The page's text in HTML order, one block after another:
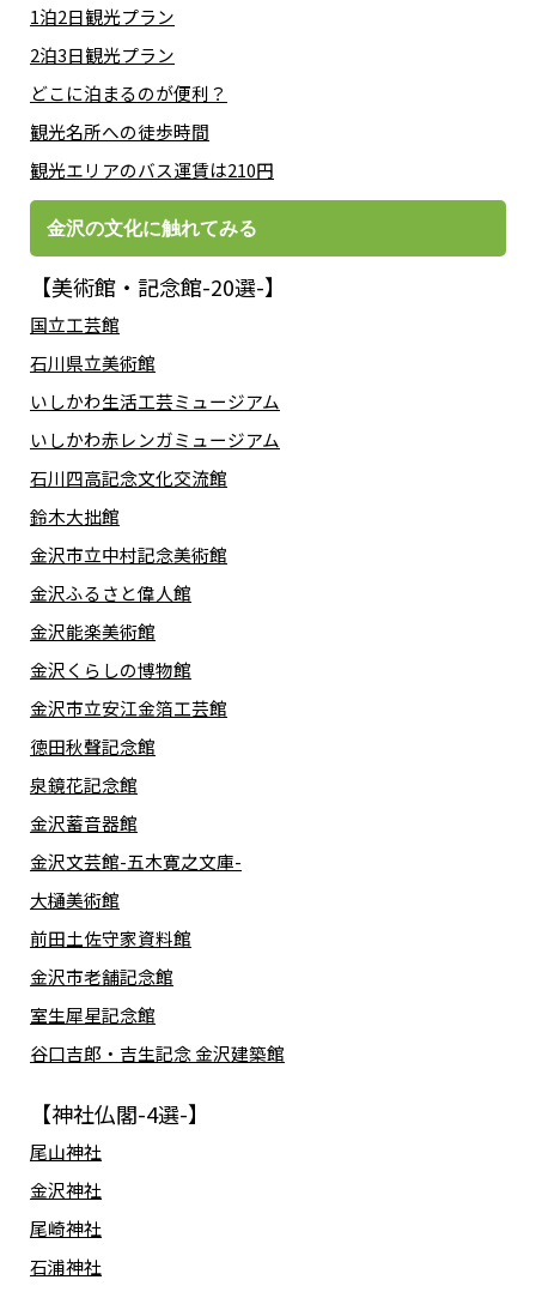
1泊2日観光プラン
2泊3日観光プラン
どこに泊まるのが便利？
観光名所への徒歩時間
観光エリアのバス運賃は210円
金沢の文化に触れてみる
【美術館・記念館-20選-】
国立工芸館
石川県立美術館
いしかわ生活工芸ミュージアム
いしかわ赤レンガミュージアム
石川四高記念文化交流館
鈴木大拙館
金沢市立中村記念美術館
金沢ふるさと偉人館
金沢能楽美術館
金沢くらしの博物館
金沢市立安江金箔工芸館
徳田秋聲記念館
泉鏡花記念館
金沢蓄音器館
金沢文芸館-五木寛之文庫-
大樋美術館
前田土佐守家資料館
金沢市老舗記念館
室生犀星記念館
谷口吉郎・吉生記念 金沢建築館
【神社仏閣-4選-】
尾山神社
金沢神社
尾崎神社
石浦神社